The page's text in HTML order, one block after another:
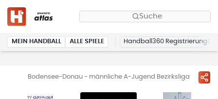
Suche
MEIN HANDBALL ALLE SPIELE Handball360 Registrierung
Bodensee-Donau - männliche A-Jugend Bezirksliga